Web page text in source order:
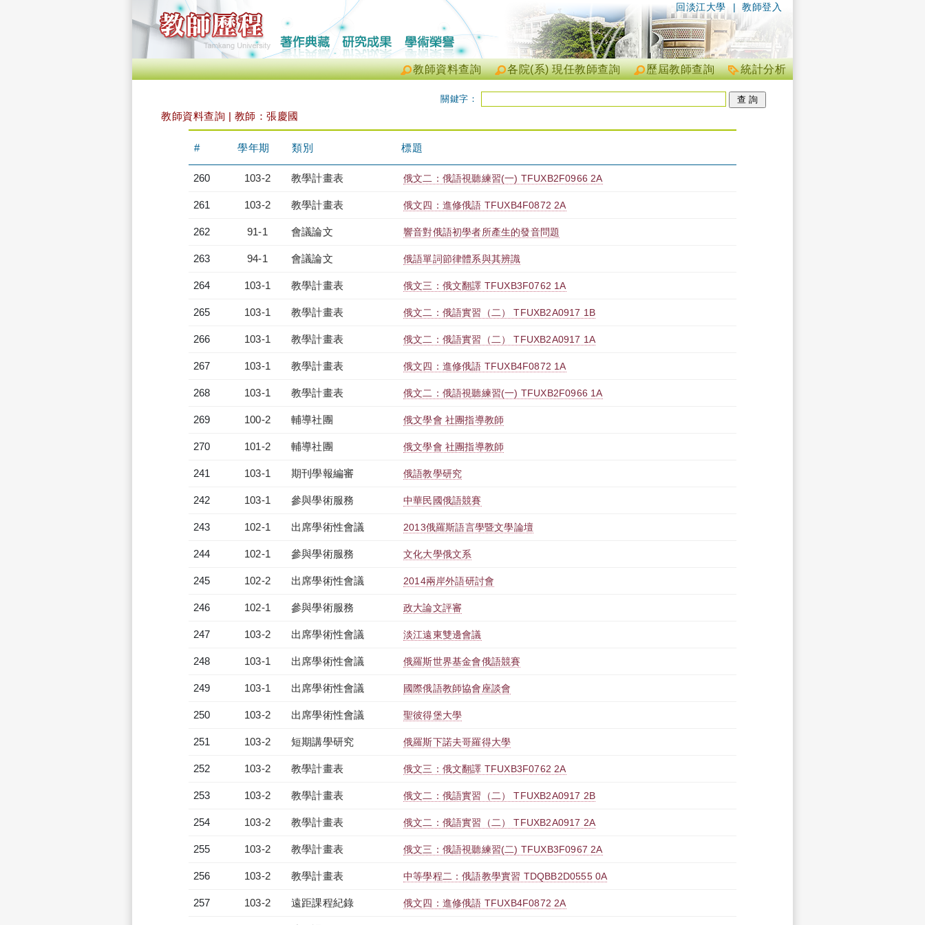
| 教師登入
回淡江大學
統計分析
歷屆教師查詢
各院(系) 現任教師查詢
教師資料查詢
關鍵字：
教師資料查詢 | 教師：張慶國
# 學年期 類別 標題
260 103-2 教學計畫表 俄文二：俄語視聽練習(一) TFUXB2F0966 2A
261 103-2 教學計畫表 俄文四：進修俄語 TFUXB4F0872 2A
262 91-1 會議論文 響音對俄語初學者所產生的發音問題
263 94-1 會議論文 俄語單詞節律體系與其辨識
264 103-1 教學計畫表 俄文三：俄文翻譯 TFUXB3F0762 1A
265 103-1 教學計畫表 俄文二：俄語實習（二） TFUXB2A0917 1B
266 103-1 教學計畫表 俄文二：俄語實習（二） TFUXB2A0917 1A
267 103-1 教學計畫表 俄文四：進修俄語 TFUXB4F0872 1A
268 103-1 教學計畫表 俄文二：俄語視聽練習(一) TFUXB2F0966 1A
269 100-2 輔導社團 俄文學會 社團指導教師
270 101-2 輔導社團 俄文學會 社團指導教師
241 103-1 期刊學報編審 俄語教學研究
242 103-1 參與學術服務 中華民國俄語競賽
243 102-1 出席學術性會議 2013俄羅斯語言學暨文學論壇
244 102-1 參與學術服務 文化大學俄文系
245 102-2 出席學術性會議 2014兩岸外語研討會
246 102-1 參與學術服務 政大論文評審
247 103-2 出席學術性會議 淡江遠東雙邊會議
248 103-1 出席學術性會議 俄羅斯世界基金會俄語競賽
249 103-1 出席學術性會議 國際俄語教師協會座談會
250 103-2 出席學術性會議 聖彼得堡大學
251 103-2 短期講學研究 俄羅斯下諾夫哥羅得大學
252 103-2 教學計畫表 俄文三：俄文翻譯 TFUXB3F0762 2A
253 103-2 教學計畫表 俄文二：俄語實習（二） TFUXB2A0917 2B
254 103-2 教學計畫表 俄文二：俄語實習（二） TFUXB2A0917 2A
255 103-2 教學計畫表 俄文三：俄語視聽練習(二) TFUXB3F0967 2A
256 103-2 教學計畫表 中等學程二：俄語教學實習 TDQBB2D0555 0A
257 103-2 遠距課程紀錄 俄文四：進修俄語 TFUXB4F0872 2A